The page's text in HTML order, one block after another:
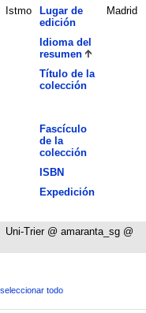
Istmo
Lugar de
edición
Madrid
Idioma del
resumen
Título de la
colección
Fascículo
de la
colección
ISBN
Expedición
Uni-Trier @ amaranta_sg @
todo